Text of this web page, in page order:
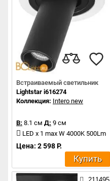
Встраиваемый светильник
Lightstar i616274
Коллекция: Intero new
В: 8.1 см Д: 9 см
LED x 1 max W 4000K 500Lm
Цена: 2 598 Р.
Купить